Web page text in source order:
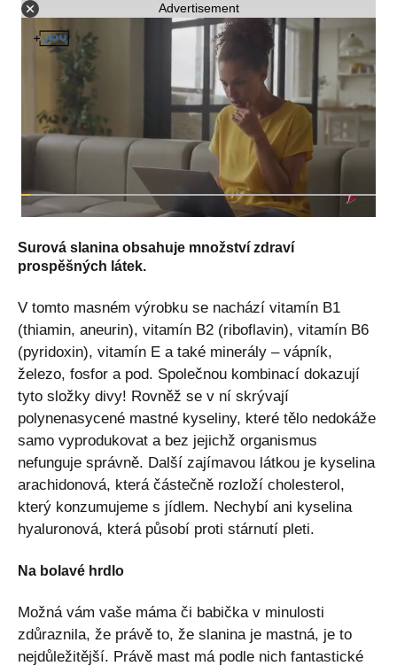
Advertisement
Surová slanina obsahuje množství zdraví
prospěšných látek.
V tomto masném výrobku se nachází vitamín B1
(thiamin, aneurin), vitamín B2 (riboflavin), vitamín B6
(pyridoxin), vitamín E a také minerály – vápník,
železo, fosfor a pod. Společnou kombinací dokazují
tyto složky divy! Rovněž se v ní skrývají
polynenasycené mastné kyseliny, které tělo nedokáže
samo vyprodukovat a bez jejichž organismus
nefunguje správně. Další zajímavou látkou je kyselina
arachidonová, která částečně rozloží cholesterol,
který konzumujeme s jídlem. Nechybí ani kyselina
hyaluronová, která působí proti stárnutí pleti.
Na bolavé hrdlo
Možná vám vaše máma či babička v minulosti
zdůraznila, že právě to, že slanina je mastná, je to
nejdůležitější. Právě mast má podle nich fantastické